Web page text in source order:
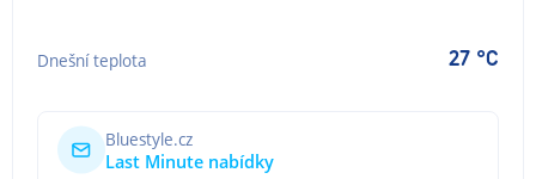
Dnešní teplota 27 °C
Bluestyle.cz
Last Minute nabídky